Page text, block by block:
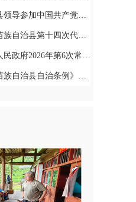
步苗族自治县第十四次代表大会代表团讨论
县第十四次代表大会开幕
府2026年第6次常务会议
治条例》颁布实施启动仪式